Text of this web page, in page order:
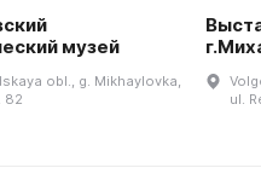
музей
obl., g. Mikhaylovka,
82
ul.